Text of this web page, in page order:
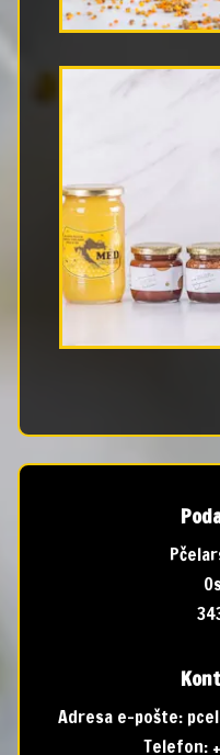
Adresa e-pošte:
Telefon: